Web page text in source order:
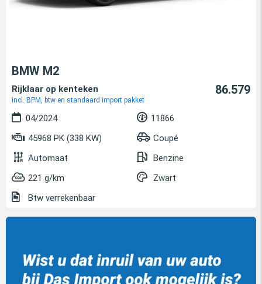
BMW M2
Rijklaar op kenteken
incl. BPM, btw en standaard import pakket
86.579
04/2024
11866
45968 PK (338 KW)
Coupé
Automaat
Benzine
221 g/km
Zwart
Btw verrekenbaar